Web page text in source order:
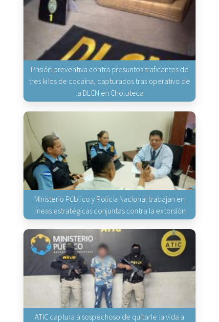
Prisión preventiva contra presuntos traficantes de
tres kilos de cocaína, capturados tras operativo de
la DLCN en Choluteca
Ministerio Público y Policía Nacional trabajan en
líneas estratégicas conjuntas contra la extorsión
ATIC captura a sospechoso de quitarle la vida a